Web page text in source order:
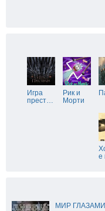
Игра
прест…
Рик и
Морти
е
МИР